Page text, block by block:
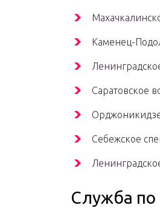
Каменец-
Саратовское
Себежское
Служба по